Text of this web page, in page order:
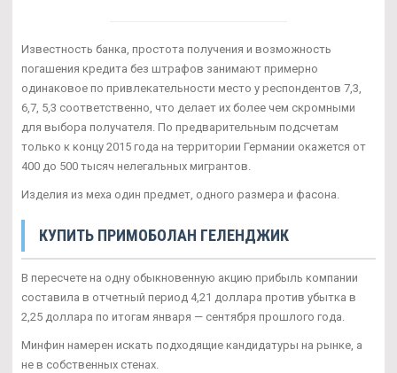
Известность банка, простота получения и возможность
погашения кредита без штрафов занимают примерно
одинаковое по привлекательности место у респондентов 7,3,
6,7, 5,3 соответственно, что делает их более чем скромными
для выбора получателя. По предварительным подсчетам
только к концу 2015 года на территории Германии окажется от
400 до 500 тысяч нелегальных мигрантов.
Изделия из меха один предмет, одного размера и фасона.
КУПИТЬ ПРИМОБОЛАН ГЕЛЕНДЖИК
В пересчете на одну обыкновенную акцию прибыль компании
составила в отчетный период 4,21 доллара против убытка в
2,25 доллара по итогам января — сентября прошлого года.
Минфин намерен искать подходящие кандидатуры на рынке, а
не в собственных стенах.